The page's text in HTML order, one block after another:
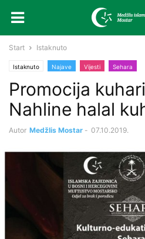
Start Istaknuto
Istaknuto Najave Vijesti Sehara
Promocija
Nahline halal
Autor Medžlis Mostar - 07.10.2019.